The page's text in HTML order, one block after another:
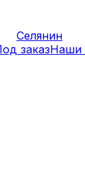
Селянин
заказНаши